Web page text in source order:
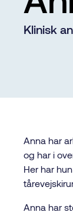
Klinisk
Anna har
og har i
Her har
Anna har